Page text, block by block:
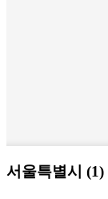
서울특별시 (1)